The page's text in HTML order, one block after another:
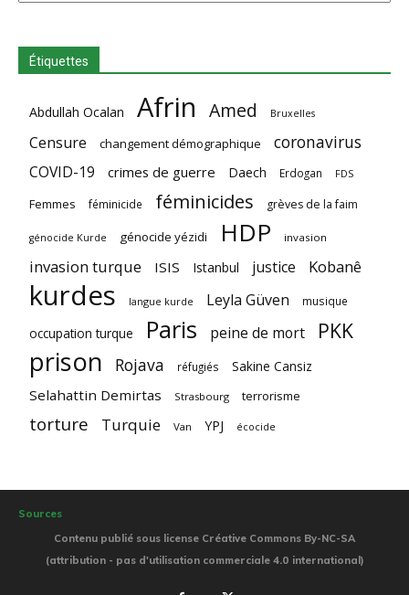
Étiquettes
Abdullah Ocalan Afrin Amed Bruxelles
Censure changement démographique coronavirus
COVID-19 crimes de guerre Daech Erdogan FDS
Femmes féminicide féminicides grèves de la faim
génocide Kurde génocide yézidi HDP invasion
invasion turque ISIS Istanbul justice Kobanê
kurdes langue kurde Leyla Güven musique
occupation turque Paris peine de mort PKK
prison Rojava réfugiés Sakine Cansiz
Selahattin Demirtas Strasbourg terrorisme
torture Turquie Van YPJ écocide
Sources
Contenu publié sous license Créative Commons By-NC-SA
(attribution - pas d'utilisation commerciale 4.0 international)